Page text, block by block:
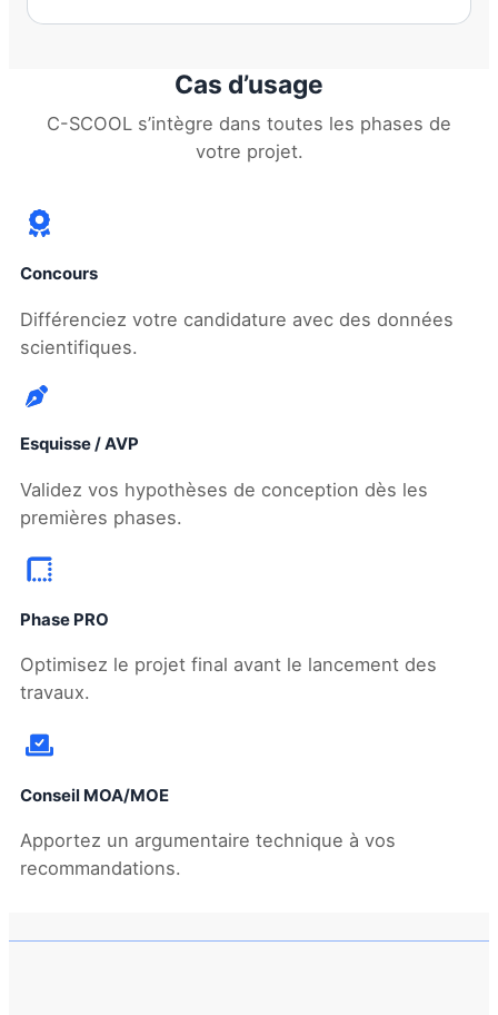
Cas d’usage
C-SCOOL s’intègre dans toutes les phases de
votre projet.
Concours
Différenciez votre candidature avec des données
scientifiques.
Esquisse / AVP
Validez vos hypothèses de conception dès les
premières phases.
Phase PRO
Optimisez le projet final avant le lancement des
travaux.
Conseil MOA/MOE
Apportez un argumentaire technique à vos
recommandations.